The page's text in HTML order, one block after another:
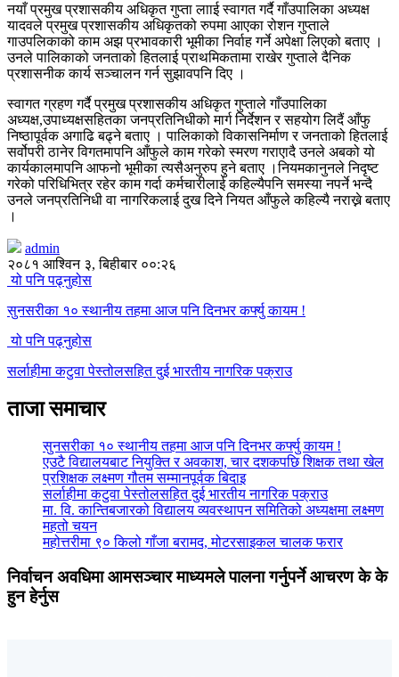
नयाँ प्रमुख प्रशासकीय अधिकृत गुप्ता लााई स्वागत गर्दै गाँउपालिका अध्यक्ष
यादवले प्रमुख प्रशासकीय अधिकृतको रुपमा आएका रोशन गुप्ताले
गाउपलिकाको काम अझ प्रभावकारी भूमीका निर्वाह गर्ने अपेक्षा लिएको बताए ।
उनले पालिकाको जनताको हितलाई प्राथमिकतामा राखेर गुप्ताले दैनिक
प्रशासनीक कार्य सञ्चालन गर्न सुझावपनि दिए ।
स्वागत ग्रहण गर्दै प्रमुख प्रशासकीय अधिकृत गुप्ताले गाँउपालिका
अध्यक्ष,उपाध्यक्षसहितका जनप्रतिनिधीको मार्ग निर्देशन र सहयोग लिदैं आँफु
निष्ठापूर्वक अगाढि बढ्ने बताए । पालिकाको विकासनिर्माण र जनताको हितलाई
सर्वोपरी ठानेर विगतमापनि आँफुले काम गरेको स्मरण गराएादै उनले अबको यो
कार्यकालमापनि आफनो भूमीका त्यसैअनुरुप हुने बताए ।नियमकानुनले निदृष्ट
गरेको परिधिभित्र रहेर काम गर्दा कर्मचारीलाई कहिल्यैपनि समस्या नपर्ने भन्दै
उनले जनप्रतिनिधी वा नागरिकलाई दुख दिने नियत आँफुले कहिल्यै नराख्ने बताए
।
admin
२०८१ आश्विन ३, बिहीबार ००:२६
यो पनि पढ्नुहोस
सुनसरीका १० स्थानीय तहमा आज पनि दिनभर कर्फ्यु कायम !
यो पनि पढ्नुहोस
सर्लाहीमा कटुवा पेस्तोलसहित दुई भारतीय नागरिक पक्राउ
ताजा समाचार
सुनसरीका १० स्थानीय तहमा आज पनि दिनभर कर्फ्यु कायम !
एउटै विद्यालयबाट नियुक्ति र अवकाश, चार दशकपछि शिक्षक तथा खेल
प्रशिक्षक लक्ष्मण गौतम सम्मानपूर्वक बिदाइ
सर्लाहीमा कटुवा पेस्तोलसहित दुई भारतीय नागरिक पक्राउ
मा. वि. कान्तिबजारको विद्यालय व्यवस्थापन समितिको अध्यक्षमा लक्ष्मण
महतो चयन
महोत्तरीमा ९० किलो गाँजा बरामद, मोटरसाइकल चालक फरार
निर्वाचन अवधिमा आमसञ्चार माध्यमले पालना गर्नुपर्ने आचरण के के
हुन हेर्नुस